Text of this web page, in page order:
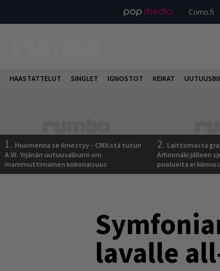
Como.fi
HAASTATTELUT SINGLET IGNOSTOT KEIKAT
1. Huomenna se ilmestyy – CMX:stä tutun
A.W. Yrjänän uutuusalbumi om
mammuttimainen kokonaisuus
2. Laittomasta
Arhinmäki jälleen
puolueita ei
lavalle